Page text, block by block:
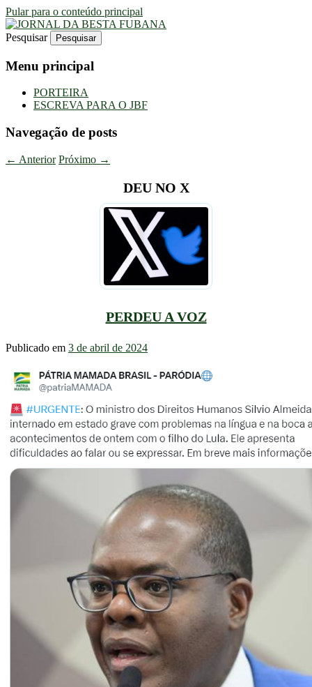
Pular para o conteúdo principal
JORNAL DA BESTA FUBANA
Uma Gazeta Escrota
Pesquisar
Menu principal
PORTEIRA
ESCREVA PARA O JBF
Navegação de posts
← Anterior Próximo →
DEU NO X
PERDEU A VOZ
Publicado em 3 de abril de 2024